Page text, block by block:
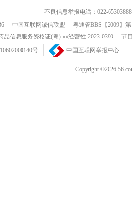
不良信息举报电话：022-65303888
中国互联网诚信联盟
粤通管BBS【2009】
品信息服务资格证(粤)-非经营性-2023-0390
节
号
中国互联网举报中心
Copyright ©2026